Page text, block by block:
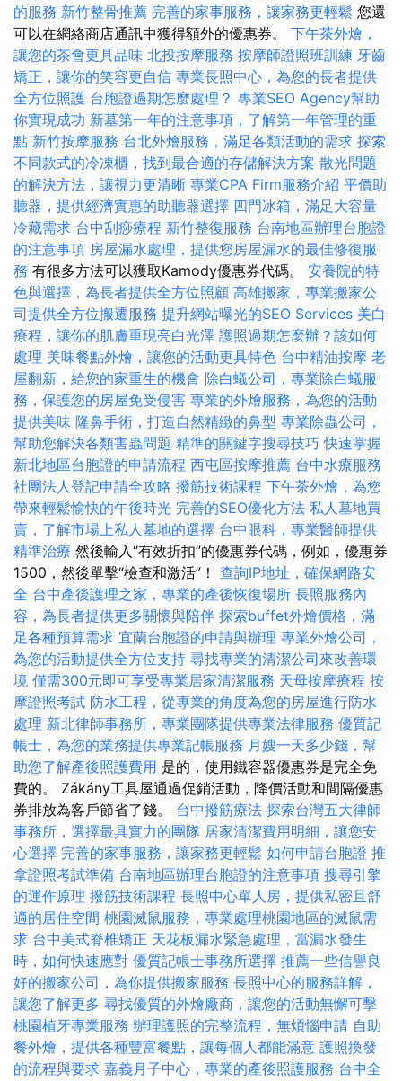
的服務 新竹整骨推薦 完善的家事服務，讓家務更輕鬆 您還
可以在網絡商店通訊中獲得額外的優惠券。 下午茶外燴，
讓您的茶會更具品味 北投按摩服務 按摩師證照班訓練 牙齒
矯正，讓你的笑容更自信 專業長照中心，為您的長者提供
全方位照護 台胞證過期怎麼處理？ 專業SEO Agency幫助
你實現成功 新墓第一年的注意事項，了解第一年管理的重
點 新竹按摩服務 台北外燴服務，滿足各類活動的需求 探索
不同款式的冷凍櫃，找到最合適的存儲解決方案 散光問題
的解決方法，讓視力更清晰 專業CPA Firm服務介紹 平價助
聽器，提供經濟實惠的助聽器選擇 四門冰箱，滿足大容量
冷藏需求 台中刮痧療程 新竹整復服務 台南地區辦理台胞證
的注意事項 房屋漏水處理，提供您房屋漏水的最佳修復服
務 有很多方法可以獲取Kamody優惠券代碼。 安養院的特
色與選擇，為長者提供全方位照顧 高雄搬家，專業搬家公
司提供全方位搬遷服務 提升網站曝光的SEO Services 美白
療程，讓你的肌膚重現亮白光澤 護照過期怎麼辦？該如何
處理 美味餐點外燴，讓您的活動更具特色 台中精油按摩 老
屋翻新，給您的家重生的機會 除白蟻公司，專業除白蟻服
務，保護您的房屋免受侵害 專業的外燴服務，為您的活動
提供美味 隆鼻手術，打造自然精緻的鼻型 專業除蟲公司，
幫助您解決各類害蟲問題 精準的關鍵字搜尋技巧 快速掌握
新北地區台胞證的申請流程 西屯區按摩推薦 台中水療服務
社團法人登記申請全攻略 撥筋技術課程 下午茶外燴，為您
帶來輕鬆愉快的午後時光 完善的SEO優化方法 私人墓地買
賣，了解市場上私人墓地的選擇 台中眼科，專業醫師提供
精準治療 然後輸入“有效折扣”的優惠券代碼，例如，優惠券
1500，然後單擊“檢查和激活”！ 查詢IP地址，確保網路安
全 台中產後護理之家，專業的產後恢復場所 長照服務內
容，為長者提供更多關懷與陪伴 探索buffet外燴價格，滿
足各種預算需求 宜蘭台胞證的申請與辦理 專業外燴公司，
為您的活動提供全方位支持 尋找專業的清潔公司來改善環
境 僅需300元即可享受專業居家清潔服務 天母按摩療程 按
摩證照考試 防水工程，從專業的角度為您的房屋進行防水
處理 新北律師事務所，專業團隊提供專業法律服務 優質記
帳士，為您的業務提供專業記帳服務 月嫂一天多少錢，幫
助您了解產後照護費用 是的，使用鐵容器優惠券是完全免
費的。 Zákány工具屋通過促銷活動，降價活動和間隔優惠
券排放為客戶節省了錢。 台中撥筋療法 探索台灣五大律師
事務所，選擇最具實力的團隊 居家清潔費用明細，讓您安
心選擇 完善的家事服務，讓家務更輕鬆 如何申請台胞證 推
拿證照考試準備 台南地區辦理台胞證的注意事項 搜尋引擎
的運作原理 撥筋技術課程 長照中心單人房，提供私密且舒
適的居住空間 桃園滅鼠服務，專業處理桃園地區的滅鼠需
求 台中美式脊椎矯正 天花板漏水緊急處理，當漏水發生
時，如何快速應對 優質記帳士事務所選擇 推薦一些信譽良
好的搬家公司，為你提供搬家服務 長照中心的服務詳解，
讓您了解更多 尋找優質的外燴廠商，讓您的活動無懈可擊
桃園植牙專業服務 辦理護照的完整流程，無煩惱申請 自助
餐外燴，提供各種豐富餐點，讓每個人都能滿意 護照換發
的流程與要求 嘉義月子中心，專業的產後照護服務 台中全